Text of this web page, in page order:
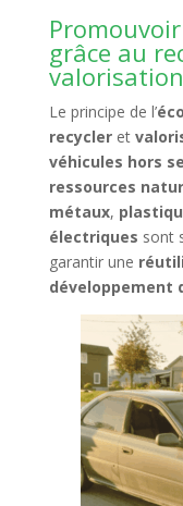
grâce au
valorisation
Le principe de l’
recycleret
véhicules hors
ressources
métaux,
électriques sont
garantir une
développement